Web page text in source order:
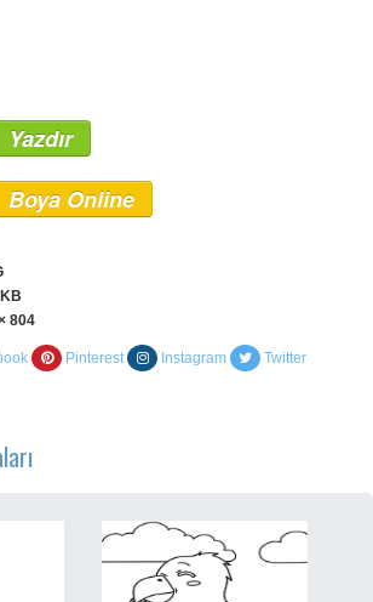
Yazdır
Boya Online
804
Pinterest Instagram Twitter